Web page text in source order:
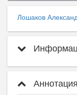
Лошаков